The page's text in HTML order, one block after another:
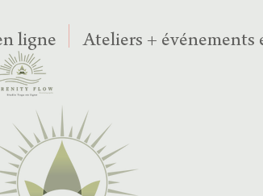
ligne Ateliers + événements